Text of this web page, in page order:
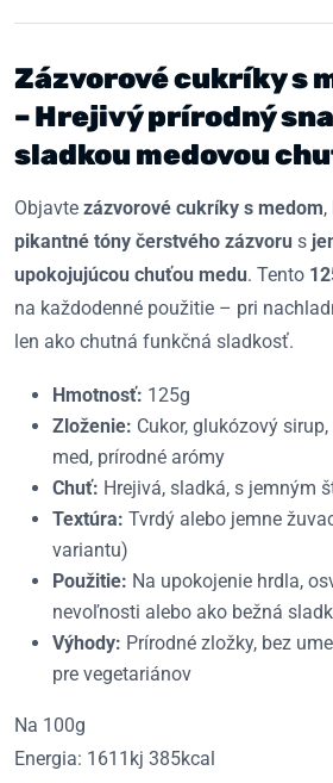
Zázvorové cukríky s
– Hrejivý prírodný
sladkou medovou
Objavte zázvorové cukríky s medom
pikantné tóny čerstvého zázvoru s
upokojujúcou chuťou medu. Tento
na každodenné použitie – pri
len ako chutná funkčná sladkosť.
Hmotnosť: 125g
Zloženie: Cukor, glukózový
med, prírodné arómy
Chuť: Hrejivá, sladká, s jemným
Textúra: Tvrdý alebo jemne
variantu)
Použitie: Na upokojenie hrdla,
nevoľnosti alebo ako bežná
Výhody: Prírodné zložky, bez
pre vegetariánov
Na 100g
Energia: 1611kj 385kcal